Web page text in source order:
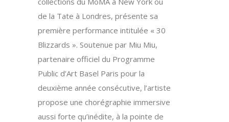
de la Tate à Londres, présente sa
première performance intitulée « 30
Blizzards ». Soutenue par Miu Miu,
partenaire officiel du Programme
Public d’Art Basel Paris pour la
deuxième année consécutive, l’artiste
propose une chorégraphie immersive
aussi forte qu’inédite, à la pointe de